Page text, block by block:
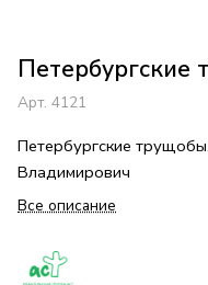
Петербургские
Арт. 4121
Петербургские
Владимирович
Все описание